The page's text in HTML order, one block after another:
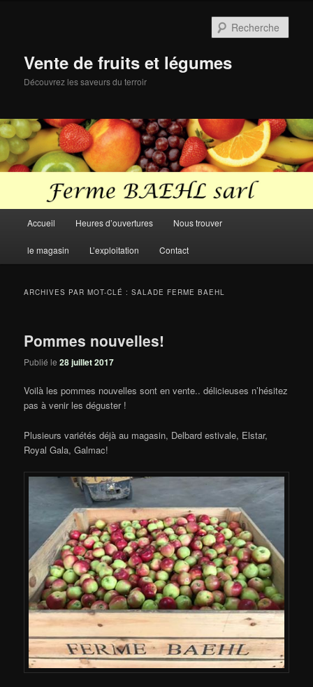
Vente de fruits et légumes
Découvrez les saveurs du terroir
principal
Accueil Heures d’ouvertures Nous trouver
le magasin L’exploitation Contact
ARCHIVES PAR MOT-CLÉ :SALADE FERME BAEHL
Pommes nouvelles!
Publié le28 juillet 2017
Voilà les pommes nouvelles sont en vente.. délicieuses n’hésitez
pas à venir les déguster !
Plusieurs variétés déjà au magasin, Delbard estivale, Elstar,
Royal Gala, Galmac!